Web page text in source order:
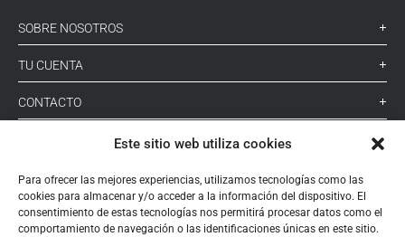
Este sitio web utiliza cookies
Para ofrecer las mejores experiencias, utilizamos tecnologías como las
cookies para almacenar y/o acceder a la información del dispositivo. El
consentimiento de estas tecnologías nos permitirá procesar datos como el
comportamiento de navegación o las identificaciones únicas en este sitio.
SOBRE NOSOTROS
TU CUENTA
CONTACTO
+ 34 933 348 800